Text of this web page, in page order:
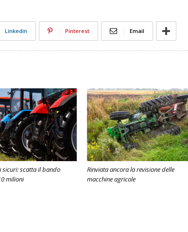
Linkedin Pinterest Email
sicuri: scatta il bando
milioni
Rinviata ancora la revisione delle
macchine agricole